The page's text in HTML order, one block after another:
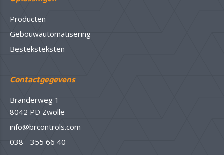
Producten
Gebouwautomatisering
Besteksteksten
Contactgegevens
Branderweg 1
8042 PD Zwolle
info@brcontrols.com
038 - 355 66 40